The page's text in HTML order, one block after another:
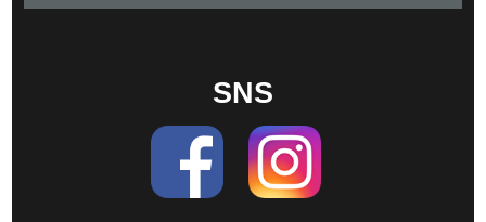
SNS